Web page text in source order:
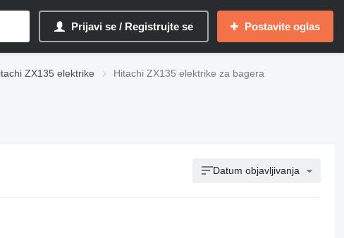
Prijavi se / Registrujte se Postavite oglas
ZX135 elektrike Hitachi ZX135 elektrike za bagerа
Datum objavljivanja